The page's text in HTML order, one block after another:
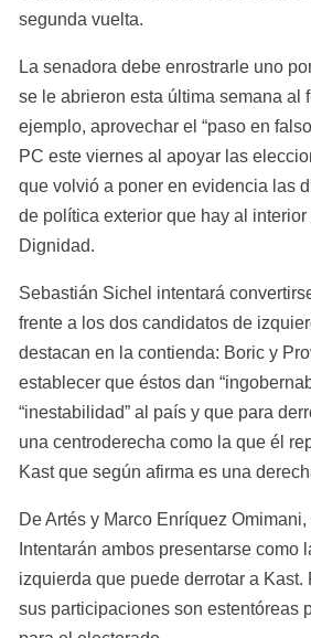
segunda vuelta.
La senadora debe enrostrarle uno
se le abrieron esta última semana al
ejemplo, aprovechar el “paso en
PC este viernes al apoyar las
que volvió a poner en evidencia las
de política exterior que hay al interior
Dignidad.
Sebastián Sichel intentará
frente a los dos candidatos de
destacan en la contienda: Boric y
establecer que éstos dan
“inestabilidad” al país y que para
una centroderecha como la que él
Kast que según afirma es una
De Artés y Marco Enríquez
Intentarán ambos presentarse como
izquierda que puede derrotar a Kast.
sus participaciones son estentóreas